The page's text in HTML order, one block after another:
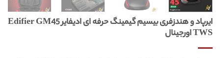
ایرپاد و هندزفری بیسیم گیمینگ حرفه ای ادیفایر Edifier GM45
TWS اورجینال